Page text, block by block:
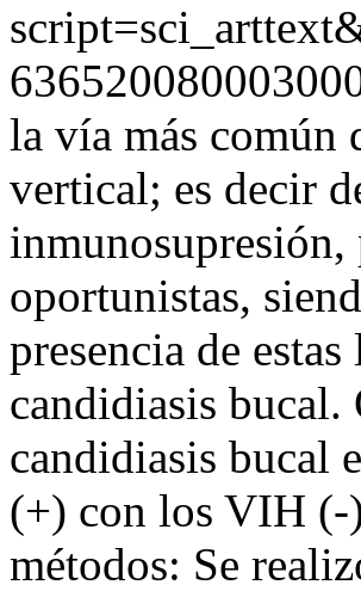
la vía más
vertical; es decir
inmunosupresión,
oportunistas,
presencia de
candidiasis
candidiasis bucal
(+) con los VIH (-
métodos: Se